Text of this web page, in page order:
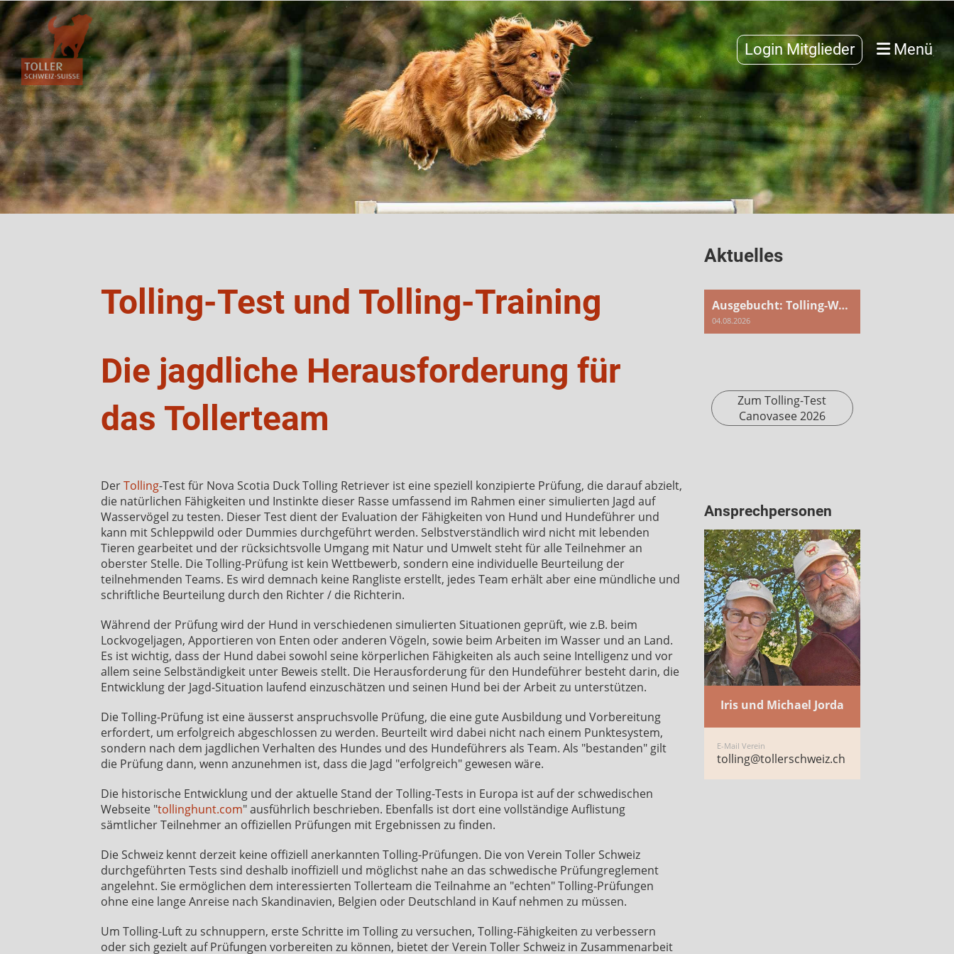
Login Mitglieder Menü
Tolling-Test und Tolling-Training
Die jagdliche Herausforderung für
das Tollerteam
DerTolling-Test für Nova Scotia Duck Tolling Retriever ist eine speziell konzipierte Prüfung, die darauf abzielt,
die natürlichen Fähigkeiten und Instinkte dieser Rasse umfassend im Rahmen einer simulierten Jagd auf
Wasservögel zu testen. Dieser Test dient der Evaluation der Fähigkeiten von Hund und Hundeführer und
kann mit Schleppwild oder Dummies durchgeführt werden. Selbstverständlich wird nicht mit lebenden
Tieren gearbeitet und der rücksichtsvolle Umgang mit Natur und Umwelt steht für alle Teilnehmer an
oberster Stelle. Die Tolling-Prüfung ist kein Wettbewerb, sondern eine individuelle Beurteilung der
teilnehmenden Teams. Es wird demnach keine Rangliste erstellt, jedes Team erhält aber eine mündliche und
schriftliche Beurteilung durch den Richter / die Richterin.
Während der Prüfung wird der Hund in verschiedenen simulierten Situationen geprüft, wie z.B. beim
Lockvogeljagen, Apportieren von Enten oder anderen Vögeln, sowie beim Arbeiten im Wasser und an Land.
Es ist wichtig, dass der Hund dabei sowohl seine körperlichen Fähigkeiten als auch seine Intelligenz und vor
allem seine Selbständigkeit unter Beweis stellt. Die Herausforderung für den Hundeführer besteht darin, die
Entwicklung der Jagd-Situation laufend einzuschätzen und seinen Hund bei der Arbeit zu unterstützen.
Die Tolling-Prüfung ist eine äusserst anspruchsvolle Prüfung, die eine gute Ausbildung und Vorbereitung
erfordert, um erfolgreich abgeschlossen zu werden. Beurteilt wird dabei nicht nach einem Punktesystem,
sondern nach dem jagdlichen Verhalten des Hundes und des Hundeführers als Team. Als "bestanden" gilt
die Prüfung dann, wenn anzunehmen ist, dass die Jagd "erfolgreich" gewesen wäre.
Die historische Entwicklung und der aktuelle Stand der Tolling-Tests in Europa ist auf der schwedischen
Webseite "tollinghunt.com" ausführlich beschrieben. Ebenfalls ist dort eine vollständige Auflistung
sämtlicher Teilnehmer an offiziellen Prüfungen mit Ergebnissen zu finden.
Die Schweiz kennt derzeit keine offiziell anerkannten Tolling-Prüfungen. Die von Verein Toller Schweiz
durchgeführten Tests sind deshalb inoffiziell und möglichst nahe an das schwedische Prüfungreglement
angelehnt. Sie ermöglichen dem interessierten Tollerteam die Teilnahme an "echten" Tolling-Prüfungen
ohne eine lange Anreise nach Skandinavien, Belgien oder Deutschland in Kauf nehmen zu müssen.
Um Tolling-Luft zu schnuppern, erste Schritte im Tolling zu versuchen, Tolling-Fähigkeiten zu verbessern
oder sich gezielt auf Prüfungen vorbereiten zu können, bietet der Verein Toller Schweiz in Zusammenarbeit
Aktuelles
Ausgebucht: Tolling-Weekend am Canovasee
04.08.2026
Zum Tolling-Test
Canovasee 2026
Ansprechpersonen
Iris und Michael Jorda
E-Mail Verein
tolling@tollerschweiz.ch